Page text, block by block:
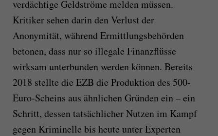
verdächtige Geldströme melden müssen.
Kritiker sehen darin den Verlust der
Anonymität, während Ermittlungsbehörden
betonen, dass nur so illegale Finanzflüsse
wirksam unterbunden werden können. Bereits
2018 stellte die EZB die Produktion des 500-
Euro-Scheins aus ähnlichen Gründen ein – ein
Schritt, dessen tatsächlicher Nutzen im Kampf
gegen Kriminelle bis heute unter Experten